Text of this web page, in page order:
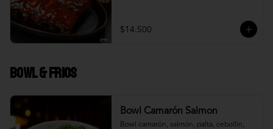
$14.500
Bowl & frios
Bowl Camarón Salmon
Bowl camarón, salmón, palta, cebollín,